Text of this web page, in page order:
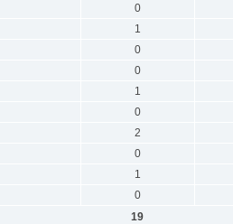
0
1
0
0
1
0
2
0
1
0
19